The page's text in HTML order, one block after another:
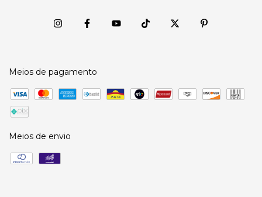
Meios de pagamento
Meios de envio